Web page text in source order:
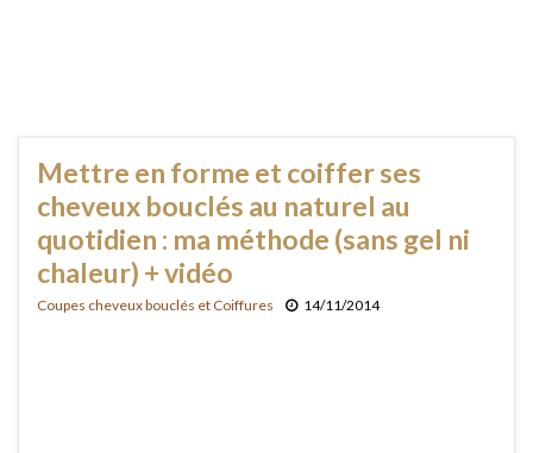
Mettre en forme et coiffer ses
cheveux bouclés au naturel au
quotidien : ma méthode (sans gel ni
chaleur) + vidéo
Coupes cheveux bouclés et Coiffures 14/11/2014